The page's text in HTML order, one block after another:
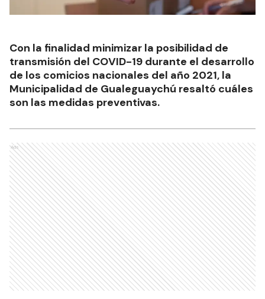
Con la finalidad minimizar la posibilidad de
transmisión del COVID-19 durante el desarrollo
de los comicios nacionales del año 2021, la
Municipalidad de Gualeguaychú resaltó cuáles
son las medidas preventivas.
Ads